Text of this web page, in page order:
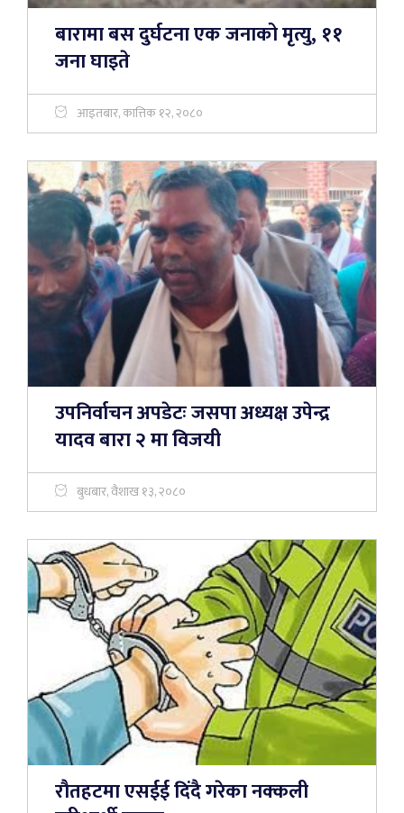
बारामा बस दुर्घटना एक जनाको मृत्यु, ११
जना घाइते
आइतबार, कात्तिक १२, २०८०
उपनिर्वाचन अपडेटः जसपा अध्यक्ष उपेन्द्र
यादव बारा २ मा विजयी
बुधबार, वैशाख १३, २०८०
रौतहटमा एसईई दिंदै गरेका नक्कली